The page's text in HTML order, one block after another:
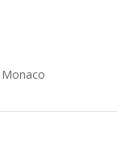
Monaco